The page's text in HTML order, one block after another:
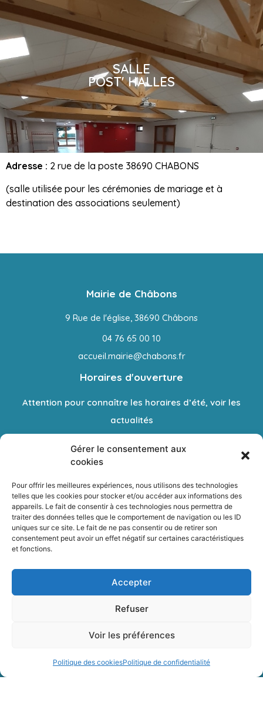
Gérer le consentement aux
cookies
Pour offrir les meilleures expériences, nous utilisons des technologies
telles que les cookies pour stocker et/ou accéder aux informations des
appareils. Le fait de consentir à ces technologies nous permettra de
traiter des données telles que le comportement de navigation ou les ID
uniques sur ce site. Le fait de ne pas consentir ou de retirer son
consentement peut avoir un effet négatif sur certaines caractéristiques
et fonctions.
Accepter
Refuser
Voir les préférences
Politique des cookiesPolitique de confidentialité
Adresse : 2 rue de la poste 38690 CHABONS
(salle utilisée pour les cérémonies de mariage et à
destination des associations seulement)
SALLE
POST' HALLES
Mairie de Châbons
9 Rue de l'église, 38690 Châbons
04 76 65 00 10
accueil.mairie@chabons.fr
Horaires d'ouverture
Attention pour connaître les horaires d’été, voir les
actualités
Lundi : 9h – 12h
Mardi : 9h – 12h / 16h – 17h30
Mercredi : fermée
Jeudi : 9h – 12h
Vendredi : 9h – 12h / 16h – 17h30
Samedi : 9h à 12h
Vie municipale
Vie quotidienne